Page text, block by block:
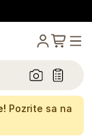
Pozrite sa na